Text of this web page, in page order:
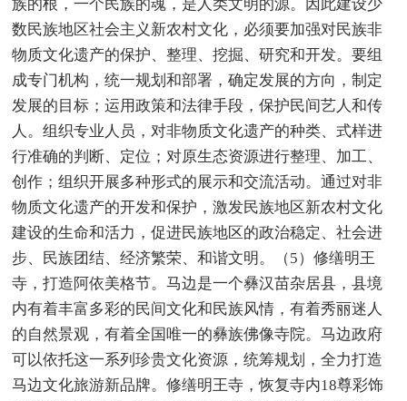
族的根，一个民族的魂，是人类文明的源。因此建设少
数民族地区社会主义新农村文化，必须要加强对民族非
物质文化遗产的保护、整理、挖掘、研究和开发。要组
成专门机构，统一规划和部署，确定发展的方向，制定
发展的目标；运用政策和法律手段，保护民间艺人和传
人。组织专业人员，对非物质文化遗产的种类、式样进
行准确的判断、定位；对原生态资源进行整理、加工、
创作；组织开展多种形式的展示和交流活动。通过对非
物质文化遗产的开发和保护，激发民族地区新农村文化
建设的生命和活力，促进民族地区的政治稳定、社会进
步、民族团结、经济繁荣、和谐文明。（5）修缮明王
寺，打造阿依美格节。马边是一个彝汉苗杂居县，县境
内有着丰富多彩的民间文化和民族风情，有着秀丽迷人
的自然景观，有着全国唯一的彝族佛像寺院。马边政府
可以依托这一系列珍贵文化资源，统筹规划，全力打造
马边文化旅游新品牌。修缮明王寺，恢复寺内18尊彩饰